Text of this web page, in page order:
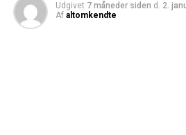
Udgivet 7 måneder siden d. 2.
Af altomkendte